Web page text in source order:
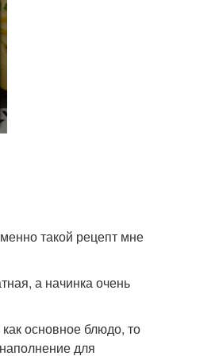
такой рецепт мне
а начинка очень
основное блюдо, то
для